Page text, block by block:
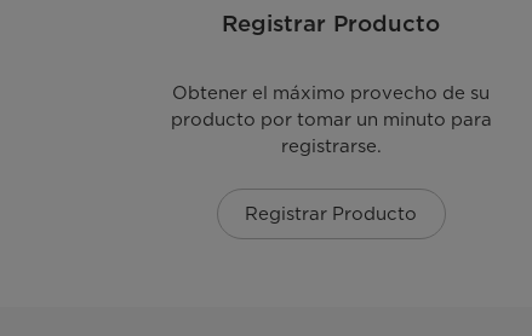
Registrar Producto
Obtener el máximo provecho de su
producto por tomar un minuto para
registrarse.
Registrar Producto